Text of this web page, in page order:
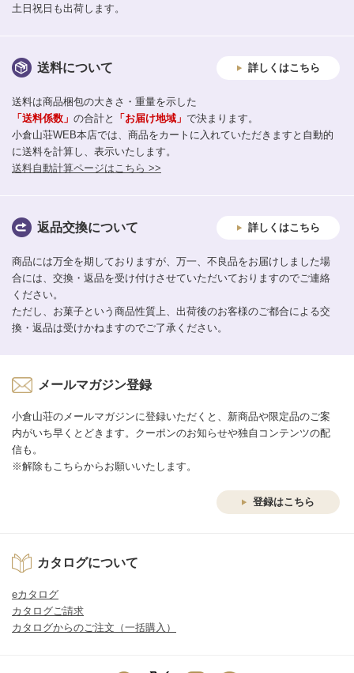
土日祝日も出荷します。
送料について 詳しくはこちら
送料は商品梱包の大きさ・重量を示した
「送料係数」 の合計と 「お届け地域」 で決まります。
小倉山荘WEB本店では、商品をカートに入れていただきますと自動的
に送料を計算し、表示いたします。
送料自動計算ページはこちら >>
返品交換について 詳しくはこちら
商品には万全を期しておりますが、万一、不良品をお届けしました場
合には、交換・返品を受け付けさせていただいておりますのでご連絡
ください。
ただし、お菓子という商品性質上、出荷後のお客様のご都合による交
換・返品は受けかねますのでご了承ください。
メールマガジン登録
小倉山荘のメールマガジンに登録いただくと、新商品や限定品のご案
内がいち早くとどきます。クーポンのお知らせや独自コンテンツの配
信も。
※解除もこちらからお願いいたします。
登録はこちら
カタログについて
eカタログ
カタログご請求
カタログからのご注文（一括購入）